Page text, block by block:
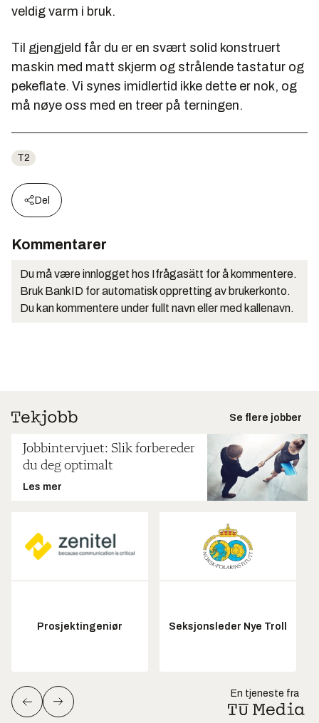
veldig varm i bruk.
Til gjengjeld får du er en svært solid konstruert
maskin med matt skjerm og strålende tastatur og
pekeflate. Vi synes imidlertid ikke dette er nok, og
må nøye oss med en treer på terningen.
T2
Del
Kommentarer
Du må være innlogget hos Ifrågasätt for å kommentere.
Bruk BankID for automatisk oppretting av brukerkonto.
Du kan kommentere under fullt navn eller med kallenavn.
Se flere jobber
Jobbintervjuet: Slik forbereder
du deg optimalt
Les mer
Prosjektingeniør Seksjonsleder Nye Troll
En tjeneste fra